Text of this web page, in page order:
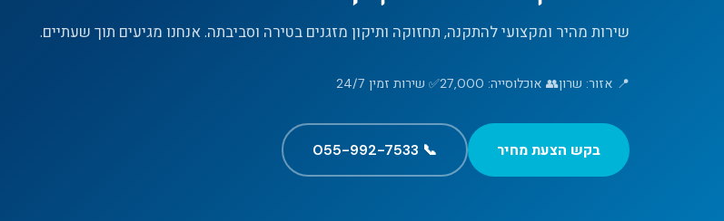
שירות מהיר ומקצועי להתקנה, תחזוקה ותיקון מזגנים בטירה וסביבתה. אנחנו מגיעים תוך שעתיים.
📍 אזור: שרון👥 אוכלוסייה: 27,000 ✅ שירות זמין 24/7
בקש הצעת מחיר 📞 055-992-7533